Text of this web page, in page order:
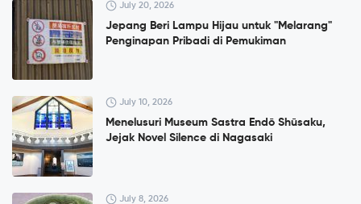
July 20, 2026
Jepang Beri Lampu Hijau untuk "Melarang"
Penginapan Pribadi di Pemukiman
July 10, 2026
Menelusuri Museum Sastra Endō Shūsaku,
Jejak Novel Silence di Nagasaki
July 8, 2026